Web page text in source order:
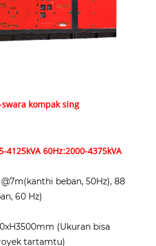
kompak sing
4125kVA 60Hz:2000-4375kVA
beban, 50Hz), 88
60 Hz)
(Ukuran bisa
tartamtu)